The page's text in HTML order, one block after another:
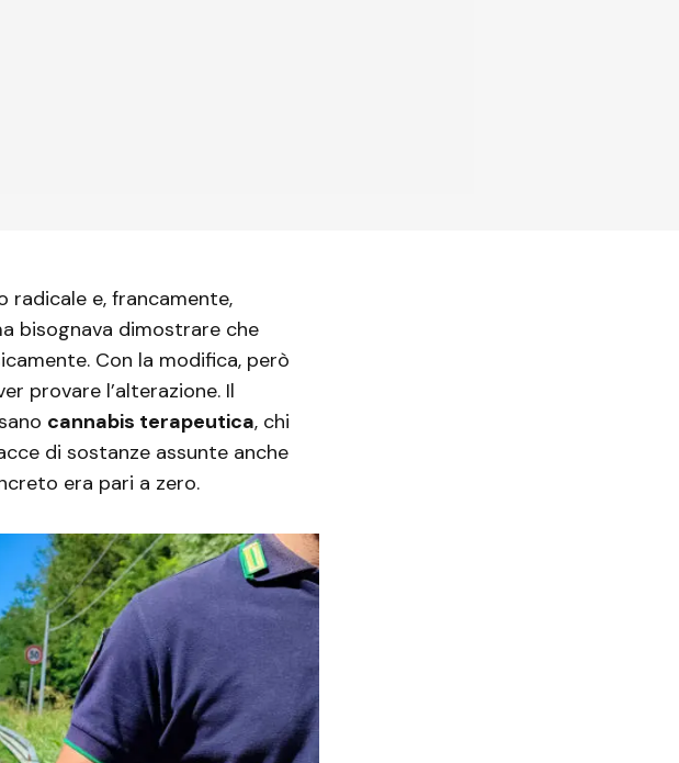
e, francamente,
bisognava dimostrare che
Con la modifica, però
provare l’alterazione. Il
cannabis terapeutica, chi
di sostanze assunte anche
era pari a zero.